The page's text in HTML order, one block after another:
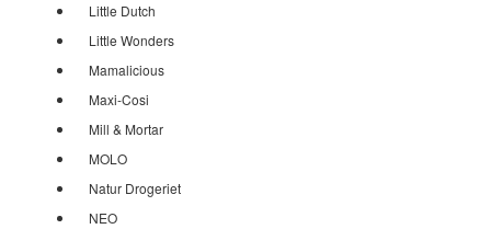
Little Dutch
Little Wonders
Mamalicious
Maxi-Cosi
Mill & Mortar
MOLO
Natur Drogeriet
NEO